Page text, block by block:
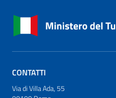
CONTATTI
Via di Villa Ada, 55